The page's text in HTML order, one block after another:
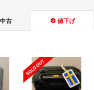
中古 値下げ